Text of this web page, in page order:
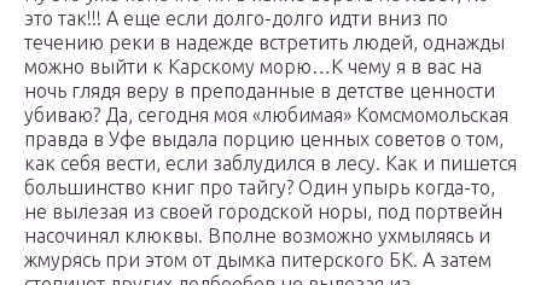
это так!!! А еще если долго-долго идти вниз по
течению реки в надежде встретить людей, однажды
можно выйти к Карскому морю…К чему я в вас на
ночь глядя веру в преподанные в детстве ценности
убиваю? Да, сегодня моя «любимая» Комсмомольская
правда в Уфе выдала порцию ценных советов о том,
как себя вести, если заблудился в лесу. Как и пишется
большинство книг про тайгу? Один упырь когда-то,
не вылезая из своей городской норы, под портвейн
насочинял клюквы. Вполне возможно ухмыляясь и
жмурясь при этом от дымка питерского БК. А затем